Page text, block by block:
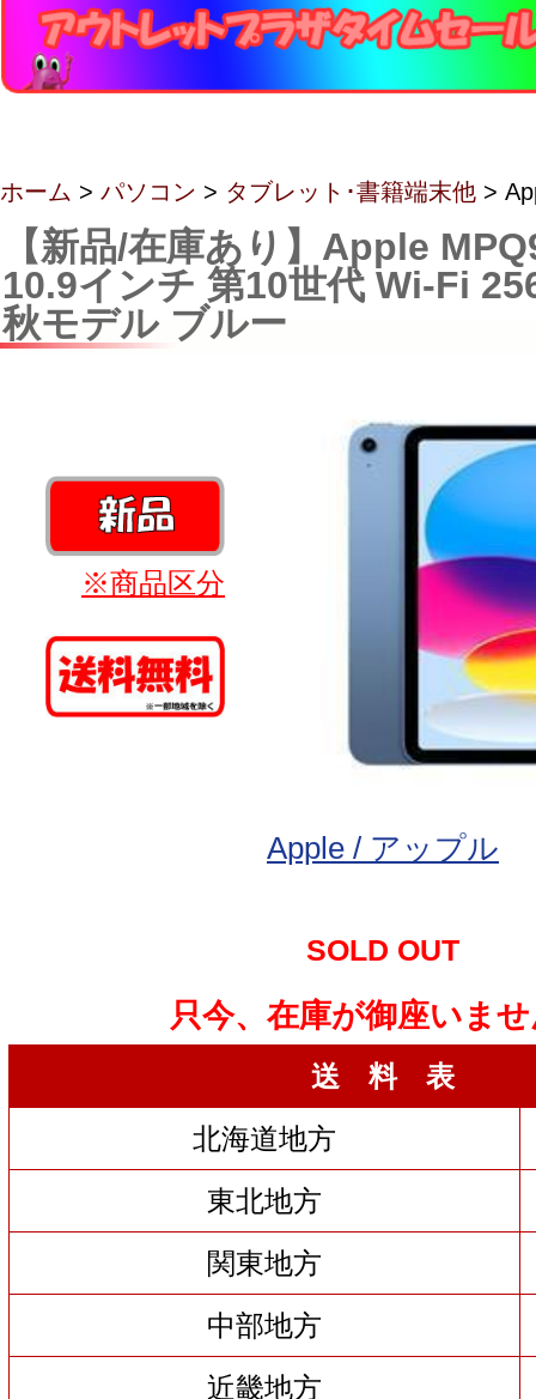
ホーム > パソコン > タブレット･書籍端末他 >
【新品/在庫あり】Apple
10.9インチ 第10世代 Wi-Fi
秋モデル ブルー
※商品区分
Apple / アップル
SOLD OUT
只今、在庫が御座いま
送 料 表
北海道地方
東北地方
関東地方
中部地方
近畿地方